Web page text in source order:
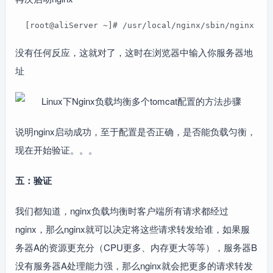
  [root@aliServer ~]# /usr/local/nginx/sbin/nginx
没有任何反应，这就对了，这时在浏览器中输入你服务器地
址
说明nginx启动成功，至于配置是否正确，是否能负载匀衡，
现在开始验证。。。
五：验证
我们都知道，nginx负载均衡时客户端所有请求都经过
nginx，那么nginx就可以决定将这些请求转发给谁，如果服
务器A的资源更充分（CPU更多、内存更大等等），服务器B
没有服务器A处理能力强，那么nginx就会把更多的请求转发